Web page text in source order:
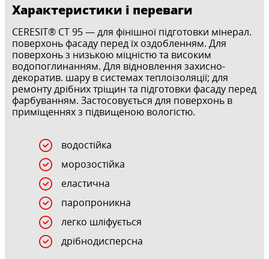
Характеристики і переваги
CERESIT® CT 95 — для фінішної підготовки мінерал.
поверхонь фасаду перед їх оздобленням. Для
поверхонь з низькою міцністю та високим
водопоглинанням. Для відновлення захисно-
декоратив. шару в системах теплоізоляції; для
ремонту дрібних тріщин та підготовки фасаду перед
фарбуванням. Застосовується для поверхонь в
приміщеннях з підвищеною вологістю.
водостійка
морозостійка
еластична
паропроникна
легко шліфується
дрібнодисперсна